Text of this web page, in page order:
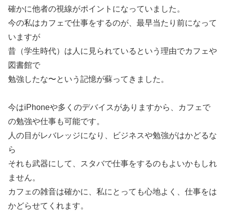
確かに他者の視線がポイントになっていました。
今の私はカフェで仕事をするのが、最早当たり前になって
いますが
昔（学生時代）は人に見られているという理由でカフェや
図書館で
勉強したな〜という記憶が蘇ってきました。
今はiPhoneや多くのデバイスがありますから、カフェで
の勉強や仕事も可能です。
人の目がレバレッジになり、ビジネスや勉強がはかどるな
ら
それも武器にして、スタバで仕事をするのもよいかもしれ
ません。
カフェの雑音は確かに、私にとっても心地よく、仕事をは
かどらせてくれます。